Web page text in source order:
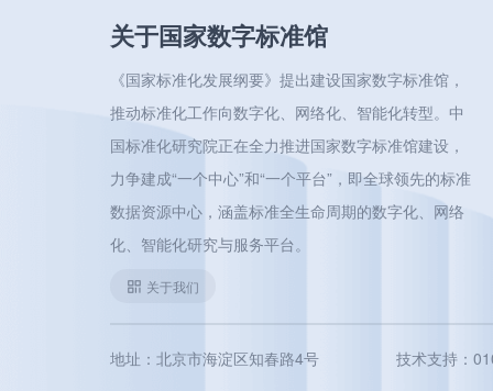
关于国家数字标准馆
《国家标准化发展纲要》提出建设国家数字标准馆，
推动标准化工作向数字化、网络化、智能化转型。中
国标准化研究院正在全力推进国家数字标准馆建设，
力争建成“一个中心”和“一个平台”，即全球领先的标准
数据资源中心，涵盖标准全生命周期的数字化、网络
化、智能化研究与服务平台。
关于我们
地址：北京市海淀区知春路4号 技术支持：